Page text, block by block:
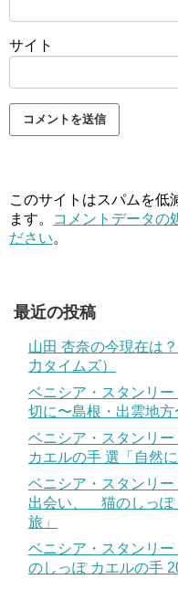
サイト
このサイトはスパムを低
ます。
コメントデータの
ださい。
最近の投稿
山田 杏奈の今現在は
力タイムズ）
ベニシア・スタンリ
切に〜島根・出雲地方
ベニシア・スタンリ
カエルの手 選「自然に
ベニシア・スタンリ
出会い、 猫のしっぽ
旅」
ベニシア・スタンリ
のしっぽ カエルの手